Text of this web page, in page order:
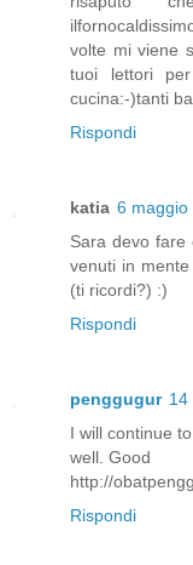
volte mi viene
tuoi lettori
cucina:-)tanti
Rispondi
katia 6 maggio
Sara devo
venuti in
(ti ricordi?) :)
Rispondi
penggugur 14
I will continue
well. Good
http://
Rispondi